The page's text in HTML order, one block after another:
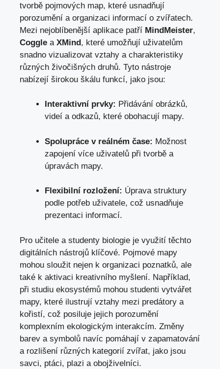
tvorbě pojmových map, které usnadňují
porozumění a organizaci informací o zvířatech.
Mezi nejoblíbenější aplikace patří MindMeister,
Coggle a XMind, které umožňují uživatelům
snadno vizualizovat vztahy a charakteristiky
různých živočišných druhů. Tyto nástroje
nabízejí širokou škálu funkcí, jako jsou:
Interaktivní prvky: Přidávání obrázků,
videí a odkazů, které obohacují mapy.
Spolupráce v reálném čase: Možnost
zapojení více uživatelů při tvorbě a
úpravách mapy.
Flexibilní rozložení: Úprava struktury
podle potřeb uživatele, což usnadňuje
prezentaci informací.
Pro učitele a studenty biologie je využití těchto
digitálních nástrojů klíčové. Pojmové mapy
mohou sloužit nejen k organizaci poznatků, ale
také k aktivaci kreativního myšlení. Například,
při studiu ekosystémů mohou studenti vytvářet
mapy, které ilustrují vztahy mezi predátory a
kořistí, což posiluje jejich porozumění
komplexním ekologickým interakcím. Změny
barev a symbolů navíc pomáhají v zapamatování
a rozlišení různých kategorií zvířat, jako jsou
savci, ptáci, plazi a obojživelníci.